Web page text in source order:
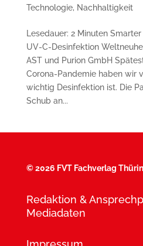
Technologie, Nachhaltigkeit
Lesedauer: 2 Minuten
UV-C-Desin­fektion
AST und Purion GmbH
Corona-Pandemie haben wir
wichtig Desinfektion ist. Die
Schub an...
©2026 FVT Fachverlag
Redaktion &
Mediadaten